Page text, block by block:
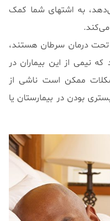
به اشتهای شما کمک
درمان سرطان هستند،
نیمی از این بیماران در
ممکن است ناشی از
بودن در بیمارستان یا